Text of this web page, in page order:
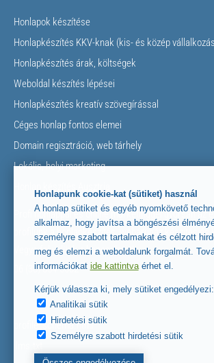
Honlapok készítése
Honlapkészítés KKV-knak (kis- és közép
Honlapkészítés árak, költségek
Weboldal készítés lépései
Honlapkészítés kreatív szövegírással
Céges honlap fontos elemei
Domain regisztráció, web tárhely
Lokális, helyi marketing
Profi honlappal és online marketinggel gyorsan az
profilunk a honlapkészítés, webáruház készítés és
Vegye fel velünk a kapcsolatot!
06 (30) 854-5662
profile_schema.html
Honlapunk cookie-kat (sütiket) használ
A honlap sütiket és egyéb nyomkövető
alkalmaz, hogy javítsa a böngészési
személyre szabott tartalmakat és célzott
meg és elemzi a weboldalunk forgalmát.
információkat ide kattintvaérhet el.
Kérjük válassza ki, mely sütiket engedélyezi:
Analitikai sütik
Hirdetési sütik
Személyre szabott hirdetési sütik